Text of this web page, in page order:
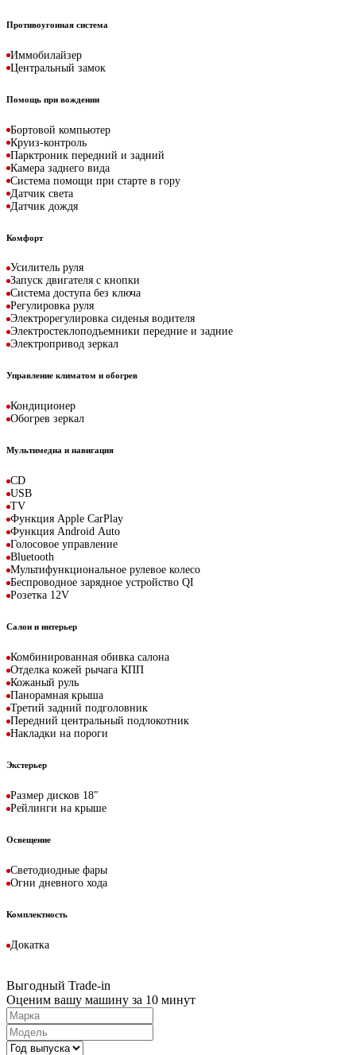
Противоугонная система
Иммобилайзер
Центральный замок
Помощь при вождении
Бортовой компьютер
Круиз-контроль
Парктроник передний и задний
Камера заднего вида
Система помощи при старте в гору
Датчик света
Датчик дождя
Комфорт
Усилитель руля
Запуск двигателя с кнопки
Система доступа без ключа
Регулировка руля
Электрорегулировка сиденья водителя
Электростеклоподъемники передние и задние
Электропривод зеркал
Управление климатом и обогрев
Кондиционер
Обогрев зеркал
Мультимедиа и навигация
CD
USB
TV
Функция Apple CarPlay
Функция Android Auto
Голосовое управление
Bluetooth
Мультифункциональное рулевое колесо
Беспроводное зарядное устройство QI
Розетка 12V
Салон и интерьер
Комбинированная обивка салона
Отделка кожей рычага КПП
Кожаный руль
Панорамная крыша
Третий задний подголовник
Передний центральный подлокотник
Накладки на пороги
Экстерьер
Размер дисков 18″
Рейлинги на крыше
Освещение
Светодиодные фары
Огни дневного хода
Комплектность
Докатка
Выгодный Trade-in
Оценим вашу машину за 10 минут